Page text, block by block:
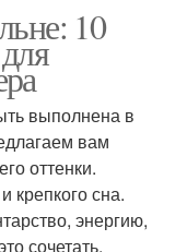
10
выполнена в
вам
оттенки.
крепкого сна.
энергию,
сочетать.